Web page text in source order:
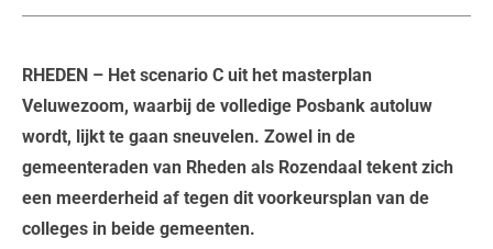
RHEDEN – Het scenario C uit het masterplan
Veluwezoom, waarbij de volledige Posbank autoluw
wordt, lijkt te gaan sneuvelen. Zowel in de
gemeenteraden van Rheden als Rozendaal tekent zich
een meerderheid af tegen dit voorkeursplan van de
colleges in beide gemeenten.